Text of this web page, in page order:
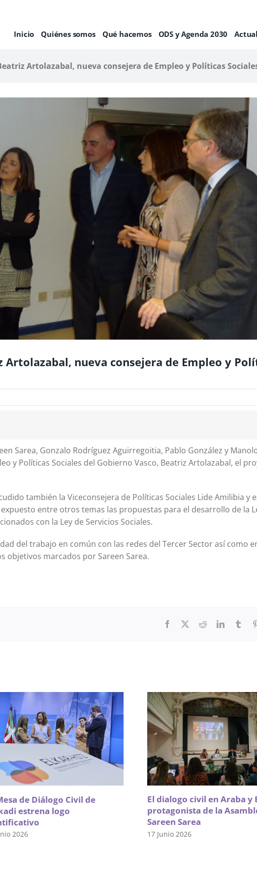
Inicio Quiénes somos Qué hacemos ODS y Agenda 2030
Artolazabal, nueva consejera de Empleo y Políticas
Artolazabal, nueva consejera de Empleo y
Sarea, Gonzalo Rodríguez Aguirregoitia, Pablo González y
y Políticas Sociales del Gobierno Vasco, Beatriz Artolazabal, el
también la Viceconsejera de Políticas Sociales Lide Amilibia y
entre otros temas las propuestas para el desarrollo de la
con la Ley de Servicios Sociales.
del trabajo en común con las redes del Tercer Sector así como
objetivos marcados por Sareen Sarea.
Facebook RedditLinkedIn
de Diálogo Civil de
estrena logo
2026
El dialogo civil en Araba y
protagonista de la
Sareen Sarea
17 Junio 2026